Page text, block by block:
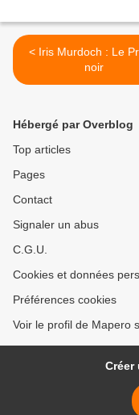
< Iris Murdoch : Le Prince
noir
Hébergé par Overblog
Top articles
Pages
Contact
Signaler un abus
C.G.U.
Cookies et données
Préférences cookies
Voir le profil de Mapero
Créer